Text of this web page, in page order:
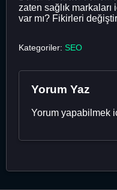
zaten sağlık
var mı? Fikirleri
Kategoriler: SEO
Yorum Yaz
Yorum yapabilmek